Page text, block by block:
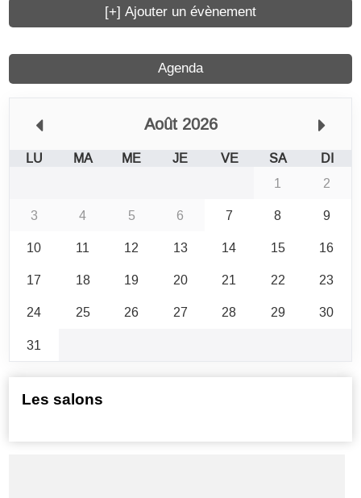
Agenda
Août 2026
LU MA ME JE VE SA
DI
1
2
3
4 5 6 7 8
9
10
11 12 13 14 15
16
17
18 19 20 21 22
23
24
25 26 27 28 29
30
31
[+] Ajouter un évènement
Les salons